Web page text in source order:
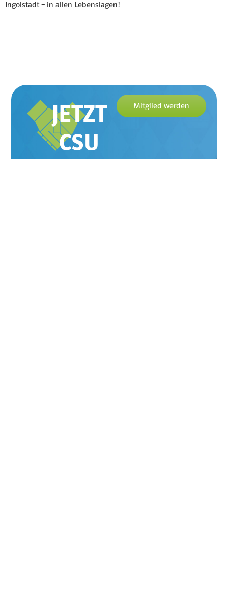
Ingolstadt – in allen Lebenslagen!
JETZT
CSU
Mitglied werden